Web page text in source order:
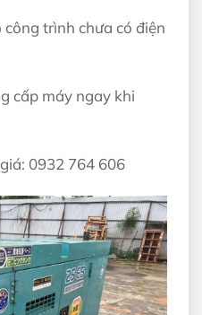
trình chưa có điện
cấp máy ngay khi
0932 764 606